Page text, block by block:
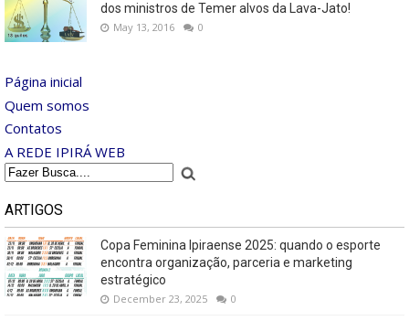
dos ministros de Temer alvos da Lava-Jato!
May 13, 2016 0
Página inicial
Quem somos
Contatos
A REDE IPIRÁ WEB
ARTIGOS
Copa Feminina Ipiraense 2025: quando o esporte
encontra organização, parceria e marketing
estratégico
December 23, 2025 0